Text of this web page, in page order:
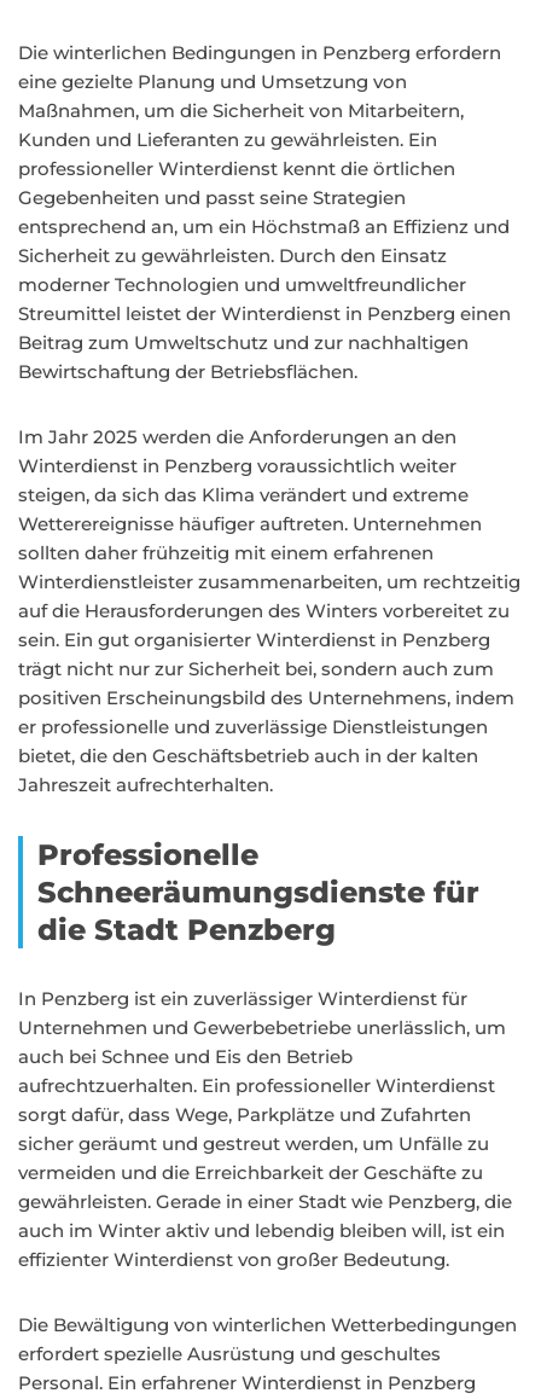
Die winterlichen Bedingungen in Penzberg erfordern
eine gezielte Planung und Umsetzung von
Maßnahmen, um die Sicherheit von Mitarbeitern,
Kunden und Lieferanten zu gewährleisten. Ein
professioneller Winterdienst kennt die örtlichen
Gegebenheiten und passt seine Strategien
entsprechend an, um ein Höchstmaß an Effizienz und
Sicherheit zu gewährleisten. Durch den Einsatz
moderner Technologien und umweltfreundlicher
Streumittel leistet der Winterdienst in Penzberg einen
Beitrag zum Umweltschutz und zur nachhaltigen
Bewirtschaftung der Betriebsflächen.
Im Jahr 2025 werden die Anforderungen an den
Winterdienst in Penzberg voraussichtlich weiter
steigen, da sich das Klima verändert und extreme
Wetterereignisse häufiger auftreten. Unternehmen
sollten daher frühzeitig mit einem erfahrenen
Winterdienstleister zusammenarbeiten, um rechtzeitig
auf die Herausforderungen des Winters vorbereitet zu
sein. Ein gut organisierter Winterdienst in Penzberg
trägt nicht nur zur Sicherheit bei, sondern auch zum
positiven Erscheinungsbild des Unternehmens, indem
er professionelle und zuverlässige Dienstleistungen
bietet, die den Geschäftsbetrieb auch in der kalten
Jahreszeit aufrechterhalten.
Professionelle
Schneeräumungsdienste für
die Stadt Penzberg
In Penzberg ist ein zuverlässiger Winterdienst für
Unternehmen und Gewerbebetriebe unerlässlich, um
auch bei Schnee und Eis den Betrieb
aufrechtzuerhalten. Ein professioneller Winterdienst
sorgt dafür, dass Wege, Parkplätze und Zufahrten
sicher geräumt und gestreut werden, um Unfälle zu
vermeiden und die Erreichbarkeit der Geschäfte zu
gewährleisten. Gerade in einer Stadt wie Penzberg, die
auch im Winter aktiv und lebendig bleiben will, ist ein
effizienter Winterdienst von großer Bedeutung.
Die Bewältigung von winterlichen Wetterbedingungen
erfordert spezielle Ausrüstung und geschultes
Personal. Ein erfahrener Winterdienst in Penzberg